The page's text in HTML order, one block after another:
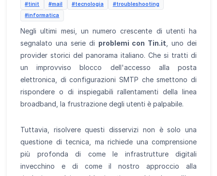
#tinit #mail #tecnologia
#troubleshooting
#informatica
Negli ultimi mesi, un numero crescente di utenti ha
segnalato una serie di problemi con Tin.it , uno dei
provider storici del panorama italiano. Che si tratti di
un improvviso blocco dell'accesso alla posta
elettronica, di configurazioni SMTP che smettono di
rispondere o di inspiegabili rallentamenti della linea
broadband, la frustrazione degli utenti è palpabile.
Tuttavia, risolvere questi disservizi non è solo una
questione di tecnica, ma richiede una comprensione
più profonda di come le infrastrutture digitali
invecchino e di come il nostro approccio alla